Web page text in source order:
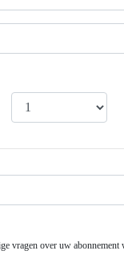
vragen over uw abonnement